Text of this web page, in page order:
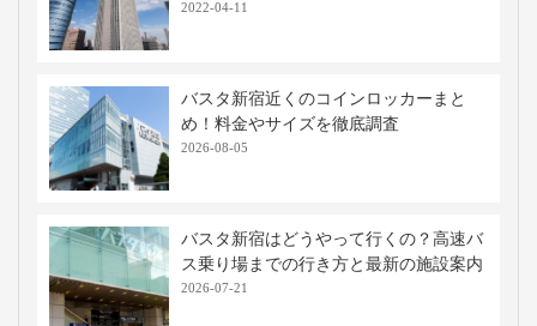
2022-04-11
バスタ新宿近くのコインロッカーまと
め！料金やサイズを徹底調査
2026-08-05
バスタ新宿はどうやって行くの？高速バ
ス乗り場までの行き方と最新の施設案内
2026-07-21